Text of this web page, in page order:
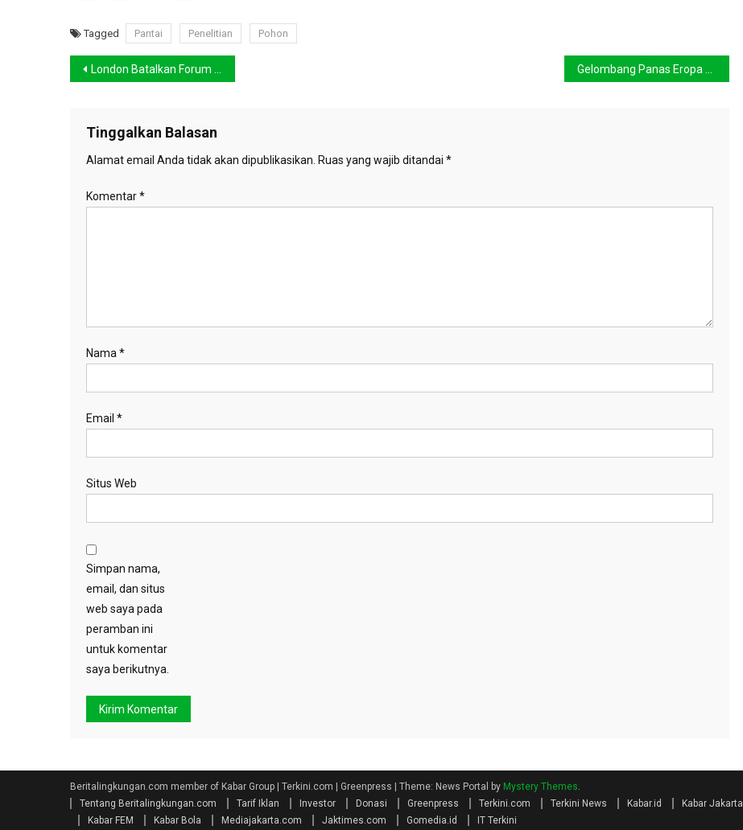
Tagged Pantai Penelitian Pohon
Navigasi
London Batalkan Forum Gelombang Panas
Tinggalkan Balasan
Alamat email Anda tidak akan dipublikasikan. Ruas yang wajib ditandai *
Komentar*
Nama *
Email *
Situs Web
Simpan nama,
email, dan situs
web saya pada
peramban ini
untuk komentar
saya berikutnya.
Beritalingkungan.com member of Kabar Group | Terkini.com | Greenpress Theme: News Portal by Mystery Themes.
Tentang Beritalingkungan.com
Tarif Iklan Investor Donasi Greenpress Terkini.com Terkini News Kabar.id Kabar Jakarta
Kabar FEM
Kabar Bola Mediajakarta.com Jaktimes.com Gomedia.id IT Terkini